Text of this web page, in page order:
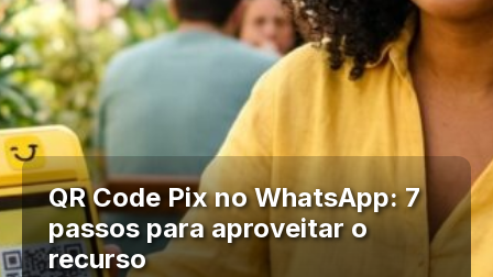
QR Code Pix no WhatsApp: 7
passos para aproveitar o
recurso